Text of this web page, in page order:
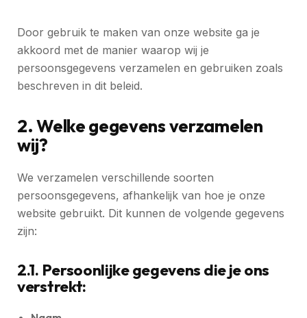
Door gebruik te maken van onze website ga je
akkoord met de manier waarop wij je
persoonsgegevens verzamelen en gebruiken zoals
beschreven in dit beleid.
2. Welke gegevens verzamelen
wij?
We verzamelen verschillende soorten
persoonsgegevens, afhankelijk van hoe je onze
website gebruikt. Dit kunnen de volgende gegevens
zijn:
2.1. Persoonlijke gegevens die je ons
verstrekt: